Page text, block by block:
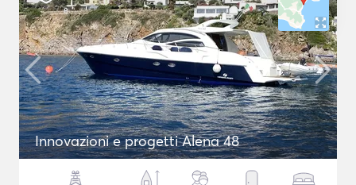
Innovazioni e progetti Alena 48